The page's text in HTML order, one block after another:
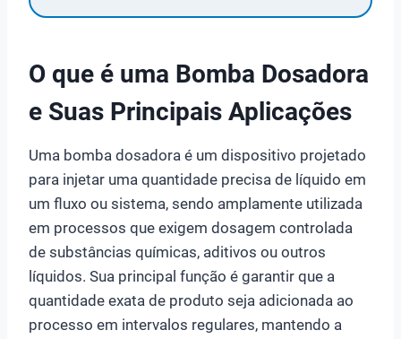
O que é uma Bomba Dosadora
e Suas Principais Aplicações
Uma bomba dosadora é um dispositivo projetado
para injetar uma quantidade precisa de líquido em
um fluxo ou sistema, sendo amplamente utilizada
em processos que exigem dosagem controlada
de substâncias químicas, aditivos ou outros
líquidos. Sua principal função é garantir que a
quantidade exata de produto seja adicionada ao
processo em intervalos regulares, mantendo a